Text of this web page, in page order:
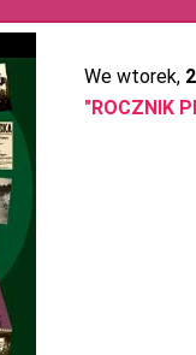
We wtorek,
"ROCZNIK